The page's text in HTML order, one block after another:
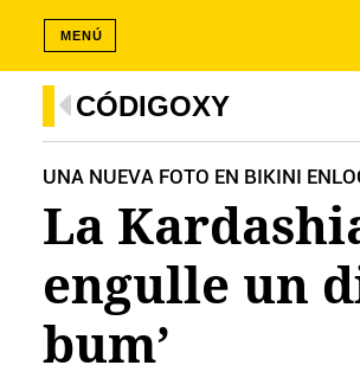
MENÚ
CÓDIGOXY
UNA NUEVA FOTO EN BIKINI
La
engulle un
bum’